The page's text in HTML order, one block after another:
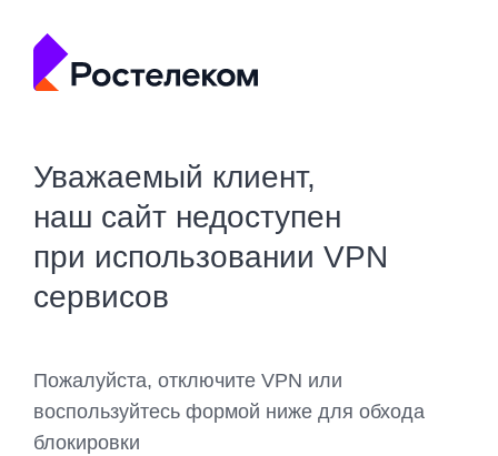
Уважаемый клиент,
наш сайт недоступен
при использовании VPN
сервисов
Пожалуйста, отключите VPN или
воспользуйтесь формой ниже для обхода
блокировки